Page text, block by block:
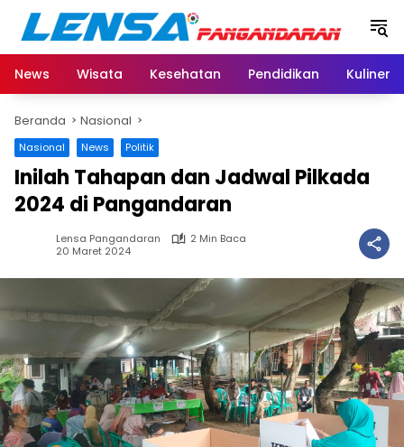
Langsung
konten
News
Wisata Kesehatan Pendidikan Kuliner
Beranda Nasional
Nasional News Politik
Inilah Tahapan dan Jadwal Pilkada
2024 di Pangandaran
Lensa Pangandaran
2 Min Baca
20 Maret 2024